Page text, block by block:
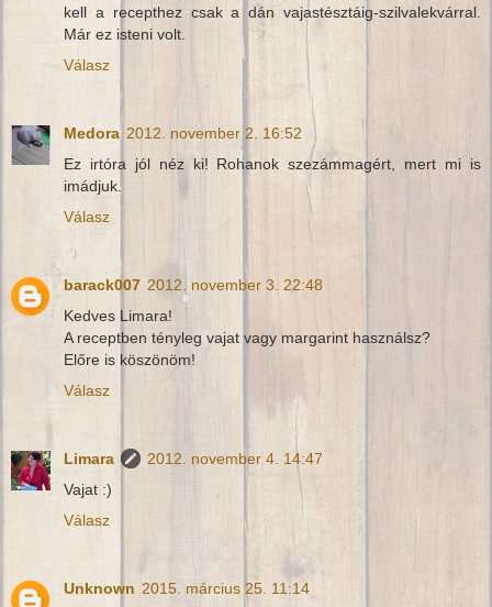
kell a recepthez csak a dán vajastésztáig-szilvalekvárral.
Már ez isteni volt.
Válasz
Medora 2012. november 2. 16:52
Ez irtóra jól néz ki! Rohanok szezámmagért, mert mi is
imádjuk.
Válasz
barack007 2012. november 3. 22:48
Kedves Limara!
A receptben tényleg vajat vagy margarint használsz?
Előre is köszönöm!
Válasz
Limara
2012. november 4. 14:47
Vajat :)
Válasz
Unknown 2015. március 25. 11:14